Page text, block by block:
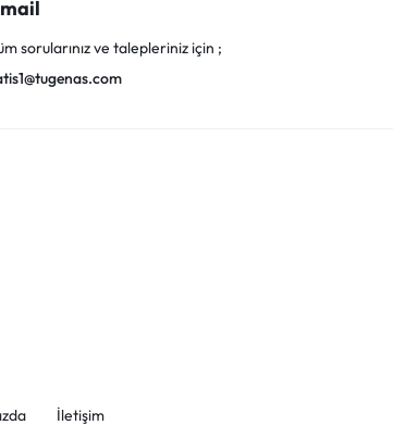
sorularınız ve talepleriniz için ;
İletişim